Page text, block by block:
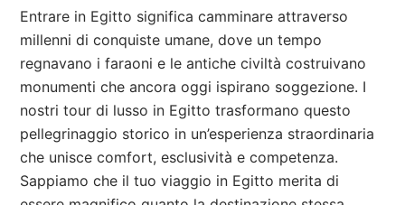
Entrare in Egitto significa camminare attraverso
millenni di conquiste umane, dove un tempo
regnavano i faraoni e le antiche civiltà costruivano
monumenti che ancora oggi ispirano soggezione. I
nostri tour di lusso in Egitto trasformano questo
pellegrinaggio storico in un’esperienza straordinaria
che unisce comfort, esclusività e competenza.
Sappiamo che il tuo viaggio in Egitto merita di